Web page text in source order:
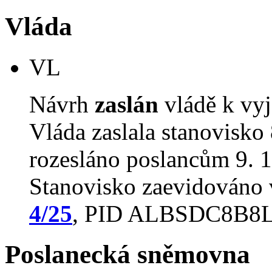
Vláda
VL
Návrh zaslán vládě k
Vláda zaslala
rozesláno poslancům 9.
Stanovisko
4/25, PID
Poslanecká sněmovna